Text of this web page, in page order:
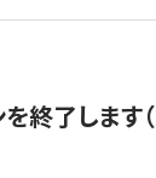
終了します